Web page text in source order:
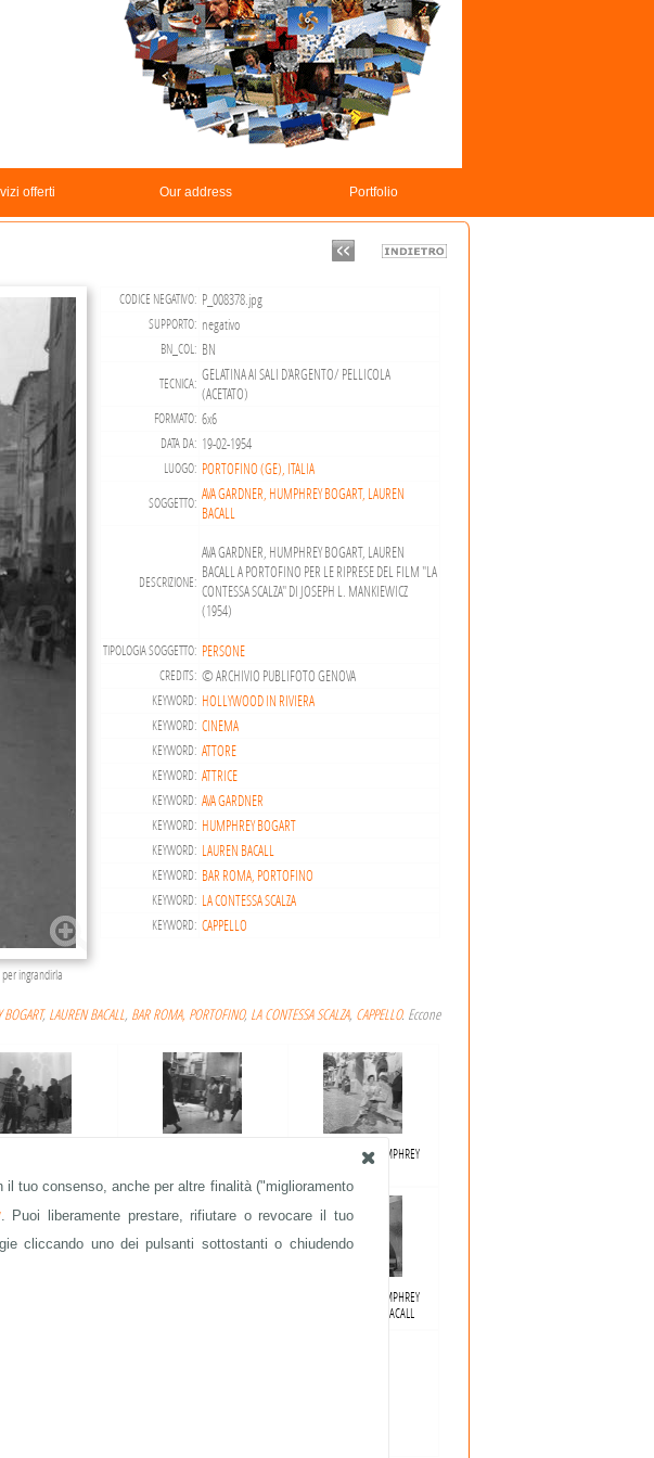
tuo consenso, anche per altre finalità ("miglioramento
. Puoi liberamente prestare, rifiutare o revocare il tuo
cliccando uno dei pulsanti sottostanti o chiudendo
offerti Our address Portfolio
ingrandirla
CODICE NEGATIVO: P_008378.jpg
SUPPORTO: negativo
BN_COL: BN
TECNICA: GELATINA AI SALI D'ARGENTO/ PELLICOLA
(ACETATO)
FORMATO: 6x6
DATA DA: 19-02-1954
LUOGO: PORTOFINO (GE), ITALIA
SOGGETTO: AVA GARDNER, HUMPHREY BOGART, LAUREN
BACALL
DESCRIZIONE:
AVA GARDNER, HUMPHREY BOGART, LAUREN
BACALL A PORTOFINO PER LE RIPRESE DEL FILM "LA
CONTESSA SCALZA" DI JOSEPH L. MANKIEWICZ
(1954)
TIPOLOGIA SOGGETTO: PERSONE
CREDITS: © ARCHIVIO PUBLIFOTO GENOVA
KEYWORD: HOLLYWOOD IN RIVIERA
KEYWORD: CINEMA
KEYWORD: ATTORE
KEYWORD: ATTRICE
KEYWORD: AVA GARDNER
KEYWORD: HUMPHREY BOGART
KEYWORD: LAUREN BACALL
KEYWORD: BAR ROMA, PORTOFINO
KEYWORD: LA CONTESSA SCALZA
KEYWORD: CAPPELLO
, LAUREN BACALL, BAR ROMA, PORTOFINO, LA CONTESSA SCALZA, CAPPELLO. Eccone
AVA GARDNER, HUMPHREY
AVA GARDNER, HUMPHREY
BOGART, LAUREN BACALL